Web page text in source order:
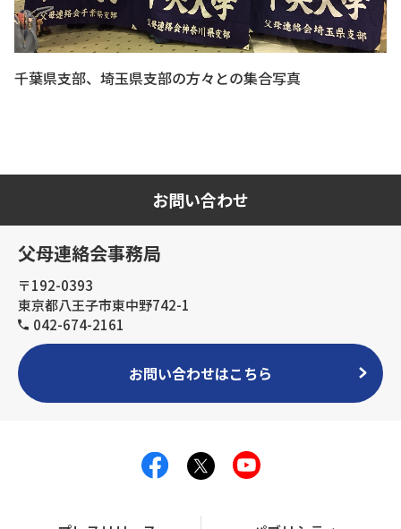
千葉県支部、埼玉県支部の方々との集合写真
お問い合わせ
父母連絡会事務局
〒192-0393
東京都八王子市東中野742-1
042-674-2161
お問い合わせはこちら